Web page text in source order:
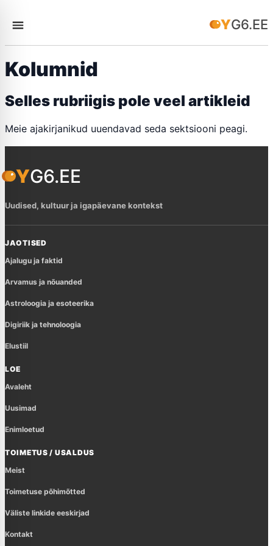
YG6.EE
Kolumnid
Selles rubriigis pole veel artikleid
Meie ajakirjanikud uuendavad seda sektsiooni peagi.
YG6.EE
Uudised, kultuur ja igapäevane kontekst
JAOTISED
Ajalugu ja faktid
Arvamus ja nõuanded
Astroloogia ja esoteerika
Digiriik ja tehnoloogia
Elustiil
LOE
Avaleht
Uusimad
Enimloetud
TOIMETUS / USALDUS
Meist
Toimetuse põhimõtted
Väliste linkide eeskirjad
Kontakt